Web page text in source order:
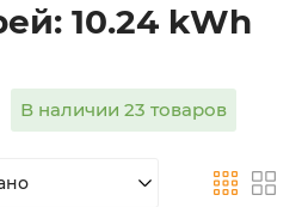
10.24 kWh
В наличии 23 товаров